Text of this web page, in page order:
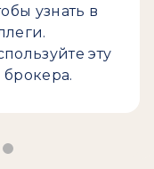
узнать в
эту